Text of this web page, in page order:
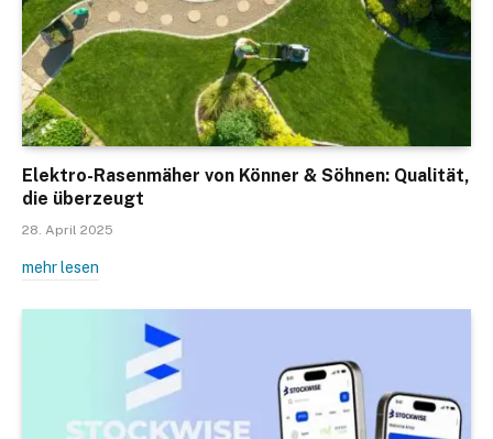
Elektro-Rasenmäher von Könner & Söhnen: Qualität,
die überzeugt
28. April 2025
mehr lesen